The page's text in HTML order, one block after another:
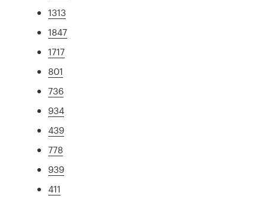
1313
1847
1717
801
736
934
439
778
939
411